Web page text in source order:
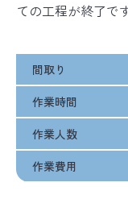
ての工程が終了で
間取り
作業時間
作業人数
作業費用